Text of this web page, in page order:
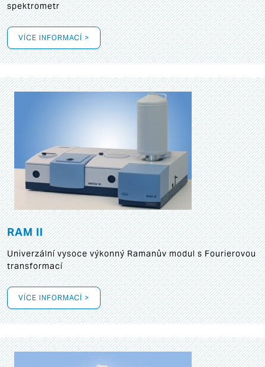
spektrometr
VÍCE INFORMACÍ >
RAM II
Univerzální vysoce výkonný Ramanův modul s Fourierovou
transformací
VÍCE INFORMACÍ >